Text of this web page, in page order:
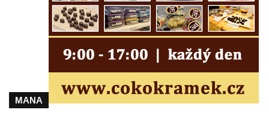
Kříž Ließnerových naproti Mikovu v
Mikulášovicích
Mikovu v Mikulášovicích
Lissnerův kříž u domu čp. 39 v
Mikulášovicích
MANA